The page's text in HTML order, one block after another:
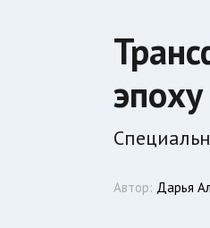
Автор: Дарья